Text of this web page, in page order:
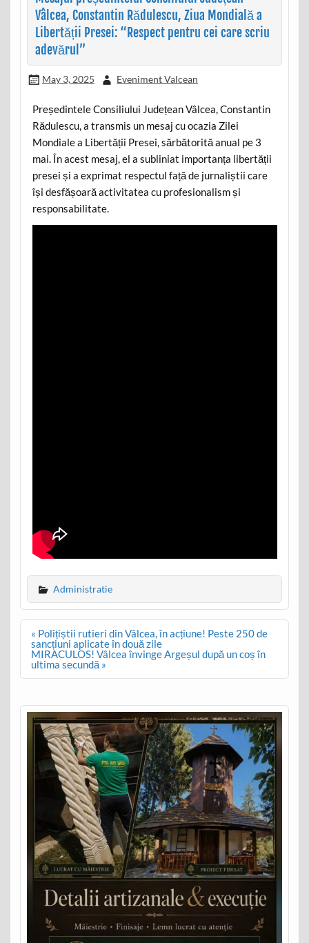
Vâlcea, Constantin Rădulescu, Ziua Mondială a
Libertății Presei: “Respect pentru cei care scriu
adevărul”
May 3, 2025 Eveniment Valcean
Președintele Consiliului Județean Vâlcea, Constantin
Rădulescu, a transmis un mesaj cu ocazia Zilei
Mondiale a Libertății Presei, sărbătorită anual pe 3
mai. În acest mesaj, el a subliniat importanța libertății
presei și a exprimat respectul față de jurnaliștii care
își desfășoară activitatea cu profesionalism și
responsabilitate.
Administratie
Post
navigation
« Polițiștii rutieri din Vâlcea, în acțiune! Peste 250 de
sancțiuni aplicate în două zile
MIRACULOS! Vâlcea învinge Argeșul după un coș în
ultima secundă »